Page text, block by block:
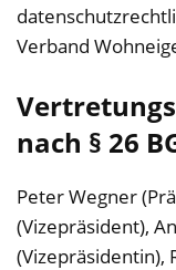
Verband
nach § 26
Peter Wegner
(Vizepräsident),
(Vizepräsidentin),